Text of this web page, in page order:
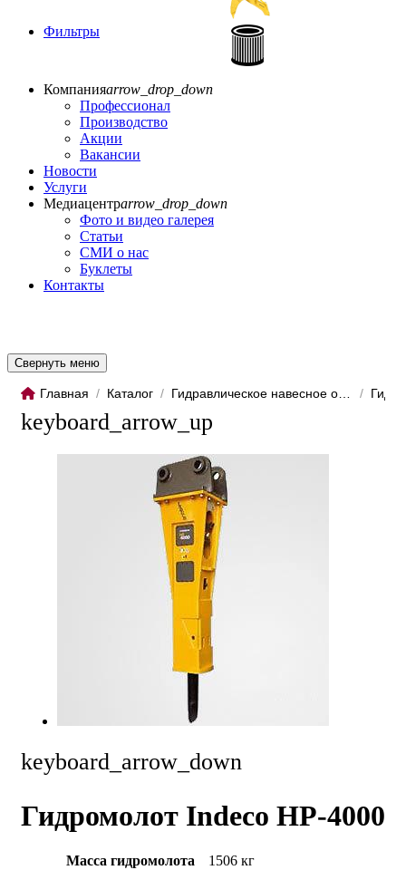
Фильтры
Компанияarrow_drop_down
Профессионал
Производство
Акции
Вакансии
Новости
Услуги
Медиацентрarrow_drop_down
Фото и видео галерея
Статьи
СМИ о нас
Буклеты
Контакты
Свернуть меню
Главная / Каталог / /
keyboard_arrow_up
keyboard_arrow_down
Гидромолот Indeco HP-4000
Масса гидромолота 1506 кг